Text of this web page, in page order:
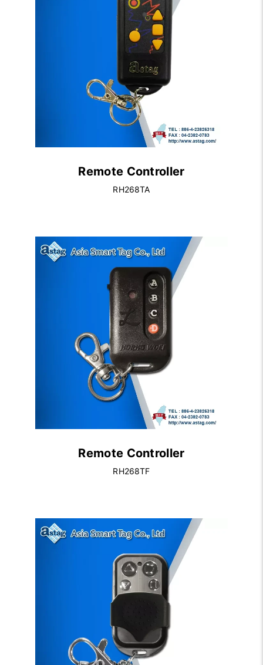
Remote Controller
RH268TA
Remote Controller
RH268TF